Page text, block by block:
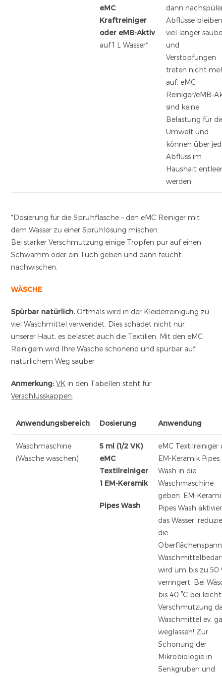
eMC
Kraftreiniger
oder eMB-Aktiv
auf 1 L Wasser*
dann
Abflüsse
viel länger
und
Verstopfungen
treten nicht
auf. eMC
Reiniger/eMB-
sind keine
Belastung für
Umwelt und
können über
Abfluss im
Haushalt
werden.
*Dosierung für die Sprühflasche – den eMC Reiniger mit
dem Wasser zu einer Sprühlösung mischen.
Bei starker Verschmutzung einige Tropfen pur auf einen
Schwamm oder ein Tuch geben und dann feucht
nachwischen.
WÄSCHE
Spürbar natürlich. Oftmals wird in der Kleiderreinigung zu
viel Waschmittel verwendet. Dies schadet nicht nur
unserer Haut, es belastet auch die Textilien. Mit den eMC
Reinigern wird Ihre Wäsche schonend und spürbar auf
natürlichem Weg sauber
Anmerkung:VK in den Tabellen steht für
Verschlusskappen
Anwendungsbereich Dosierung Anwendung
Waschmaschine
(Wäsche waschen)
5 ml (1/2 VK)
eMC
Textilreiniger
1 EM-Keramik
Pipes Wash
eMC Textilreiniger
EM-Keramik Pipes
Wash in die
Waschmaschine
geben. EM-
Pipes Wash
das Wasser,
die
wird um bis zu 50
verringert. Bei
bis 40 °C bei
Verschmutzung
Waschmittel ev.
weglassen! Zur
Schonung der
Mikrobiologie in
Senkgruben und